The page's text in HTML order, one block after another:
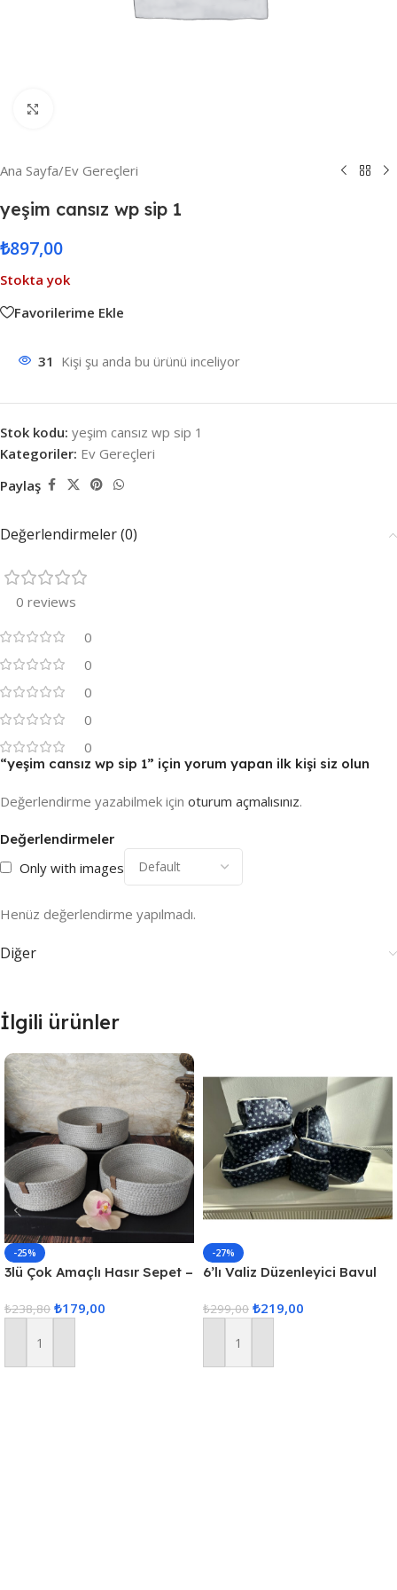
Ana Sayfa/Ev Gereçleri
yeşim cansız wp sip 1
₺897,00
Stokta yok
Favorilerime Ekle
31 Kişi şu anda bu ürünü inceliyor
Stok kodu: yeşim cansız wp sip 1
Kategoriler: Ev Gereçleri
Paylaş
Değerlendirmeler (0)
0 reviews
0
0
0
0
0
Değerlendirmeler
Only with images
Henüz değerlendirme yapılmadı.
“yeşim cansız wp sip 1” için yorum yapan ilk kişi siz olun
Değerlendirme yazabilmek için oturum açmalısınız.
Diğer
İlgili ürünler
-25%
3lü Çok Amaçlı Hasır Sepet –
₺238,80 ₺179,00
Sepete Ekle
-27%
6’lı Valiz Düzenleyici Bavul
Hurcu
₺299,00 ₺219,00
Sepete Ekle